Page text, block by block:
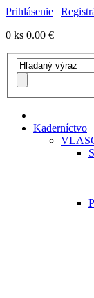
Prihlásenie |
0 ks 0.00 €
Kaderníctvo